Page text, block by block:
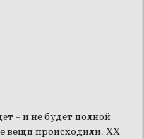
– и не будет полной
вещи происходили. XX